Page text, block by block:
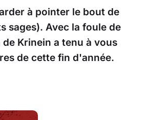
à pointer le bout de
sages). Avec la foule de
Krinein a tenu à vous
de cette fin d'année.